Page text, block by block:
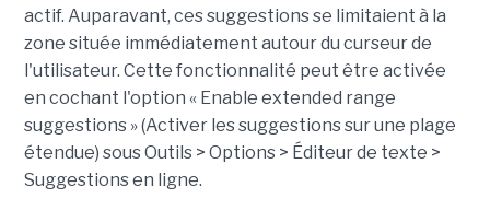
actif. Auparavant, ces suggestions se limitaient à la
zone située immédiatement autour du curseur de
l'utilisateur. Cette fonctionnalité peut être activée
en cochant l'option « Enable extended range
suggestions » (Activer les suggestions sur une plage
étendue) sous Outils > Options > Éditeur de texte >
Suggestions en ligne.